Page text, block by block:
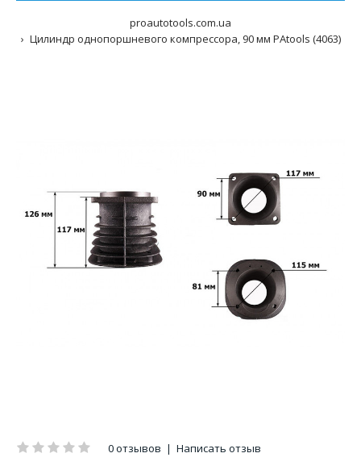
proautotools.com.ua
Цилиндр однопоршневого компрессора, 90 мм PAtools (4063)
0 отзывов | Написать отзыв